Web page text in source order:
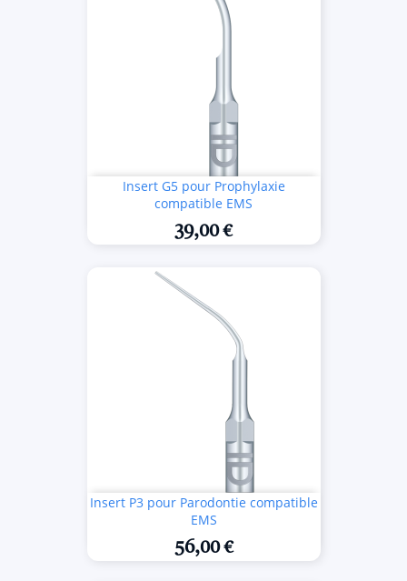
Insert G5 pour Prophylaxie
compatible EMS
39,00 €
Insert P3 pour Parodontie compatible
EMS
56,00 €